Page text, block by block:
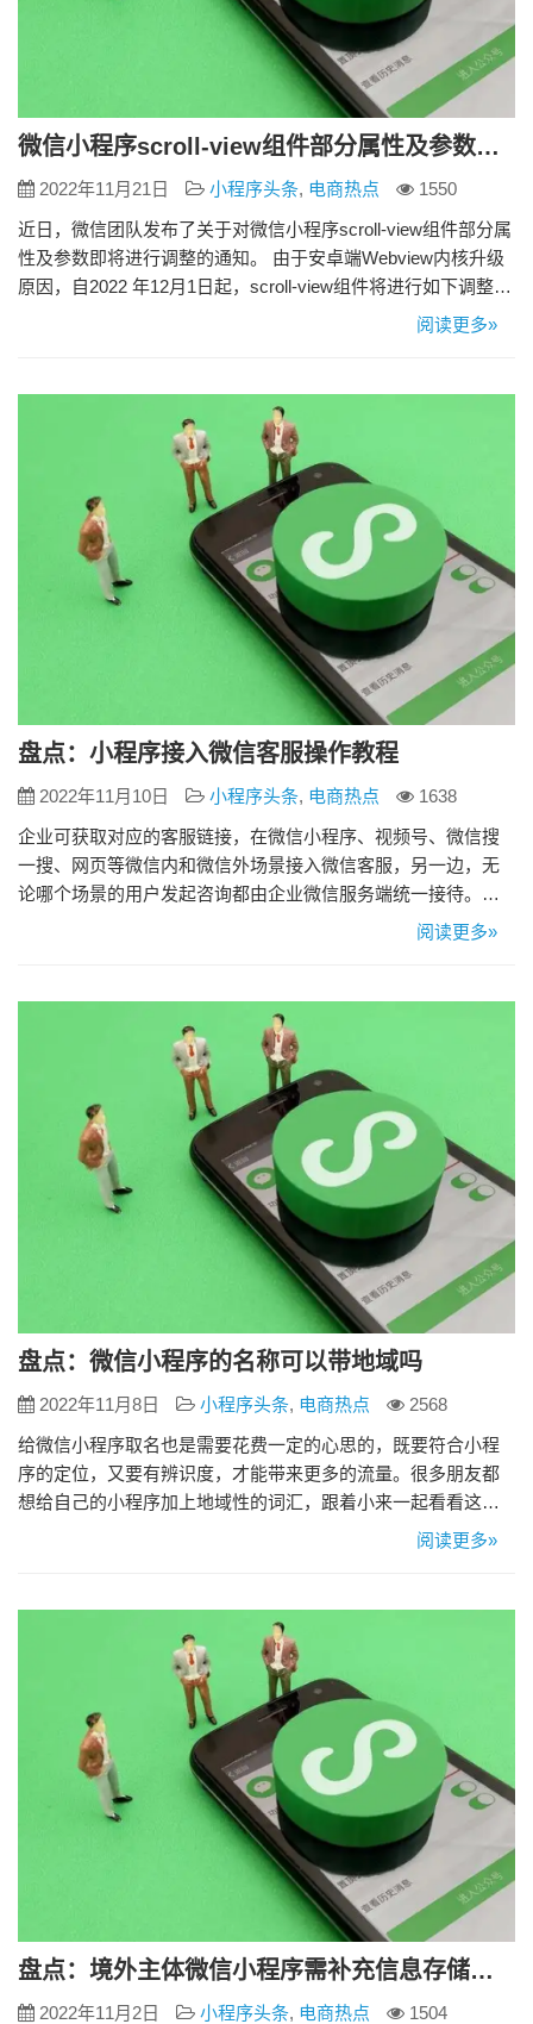
微信小程序scroll-view组件部分属性及参数即将调整
2022年11月21日 小程序头条, 电商热点
1550
近日，微信团队发布了关于对微信小程序scroll-view组件部分属
性及参数即将进行调整的通知。 由于安卓端Webview内核升级
原因，自2022 年12月1日起，scroll-view组件将进行如下调整：
1、废弃在安卓端的 scroll-view 组件的 fast-deceleration 属性。
阅读更多»
盘点：小程序接入微信客服操作教程
2022年11月10日 小程序头条, 电商热点
1638
企业可获取对应的客服链接，在微信小程序、视频号、微信搜
一搜、网页等微信内和微信外场景接入微信客服，另一边，无
论哪个场景的用户发起咨询都由企业微信服务端统一接待。今
天先带来小程序接入微信客服的教程。 小程序接入微信客服操
ID。 3、在小程序管理后台的「功能-客服-微信客…
阅读更多»
盘点：微信小程序的名称可以带地域吗
2022年11月8日 小程序头条, 电商热点
2568
给微信小程序取名也是需要花费一定的心思的，既要符合小程
序的定位，又要有辨识度，才能带来更多的流量。很多朋友都
想给自己的小程序加上地域性的词汇，跟着小来一起看看这种
做法可以吗？ 这里分两种情况： 1、个人用户 微信公众平台目
域+广义归纳类”词汇进行命名，存在指向性过于宽泛的问题，
阅读更多»
盘点：境外主体微信小程序需补充信息存储地区信息
2022年11月2日 小程序头条, 电商热点
1504